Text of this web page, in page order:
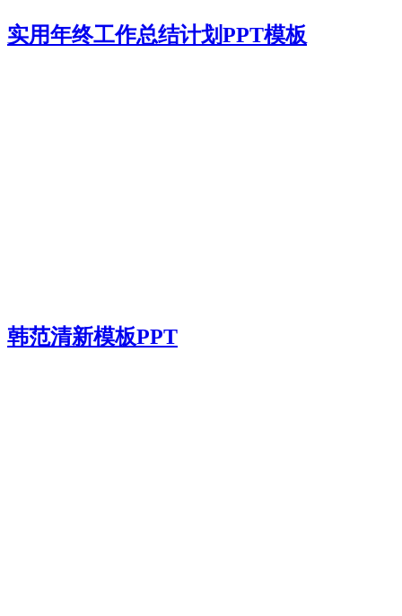
实用年终工作总结计划PPT模板
韩范清新模板PPT